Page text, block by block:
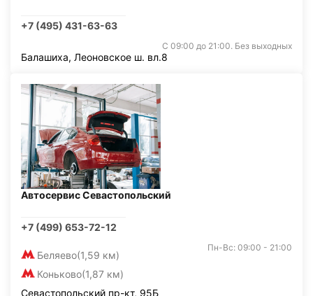
+7 (495) 431-63-63
С 09:00 до 21:00. Без выходных
Балашиха, Леоновское ш. вл.8
Автосервис Севастопольский
+7 (499) 653-72-12
Беляево(1,59 км)
Коньково(1,87 км)
Пн-Вс: 09:00 - 21:00
Севастопольский пр-кт, 95Б